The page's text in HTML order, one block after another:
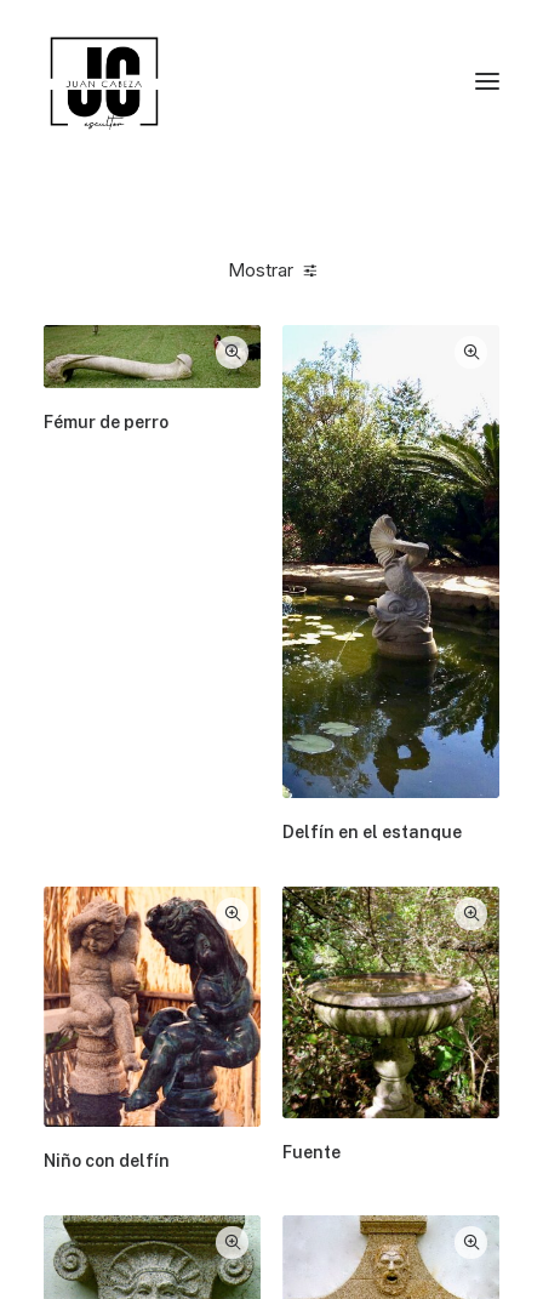
Mostrar
Fémur de perro
Delfín en el estanque
Niño con delfín Fuente